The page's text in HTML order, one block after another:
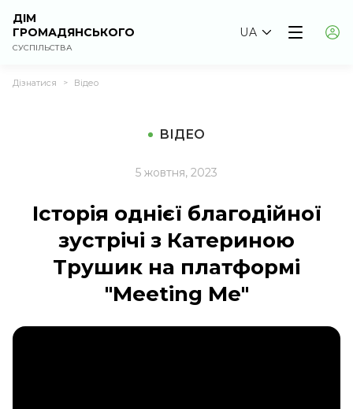
ДІМ
ГРОМАДЯНСЬКОГО
СУСПІЛЬСТВА
UA
Дізнатися > Відео
ВІДЕО
5 жовтня, 2023
Історія однієї благодійної
зустрічі з Катериною
Трушик на платформі
"Meeting Me"